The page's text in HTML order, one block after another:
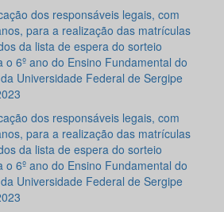
dos responsáveis legais, com
para a realização das matrículas
da lista de espera do sorteio
o 6º ano do Ensino Fundamental do
Universidade Federal de Sergipe
dos responsáveis legais, com
para a realização das matrículas
da lista de espera do sorteio
o 6º ano do Ensino Fundamental do
Universidade Federal de Sergipe